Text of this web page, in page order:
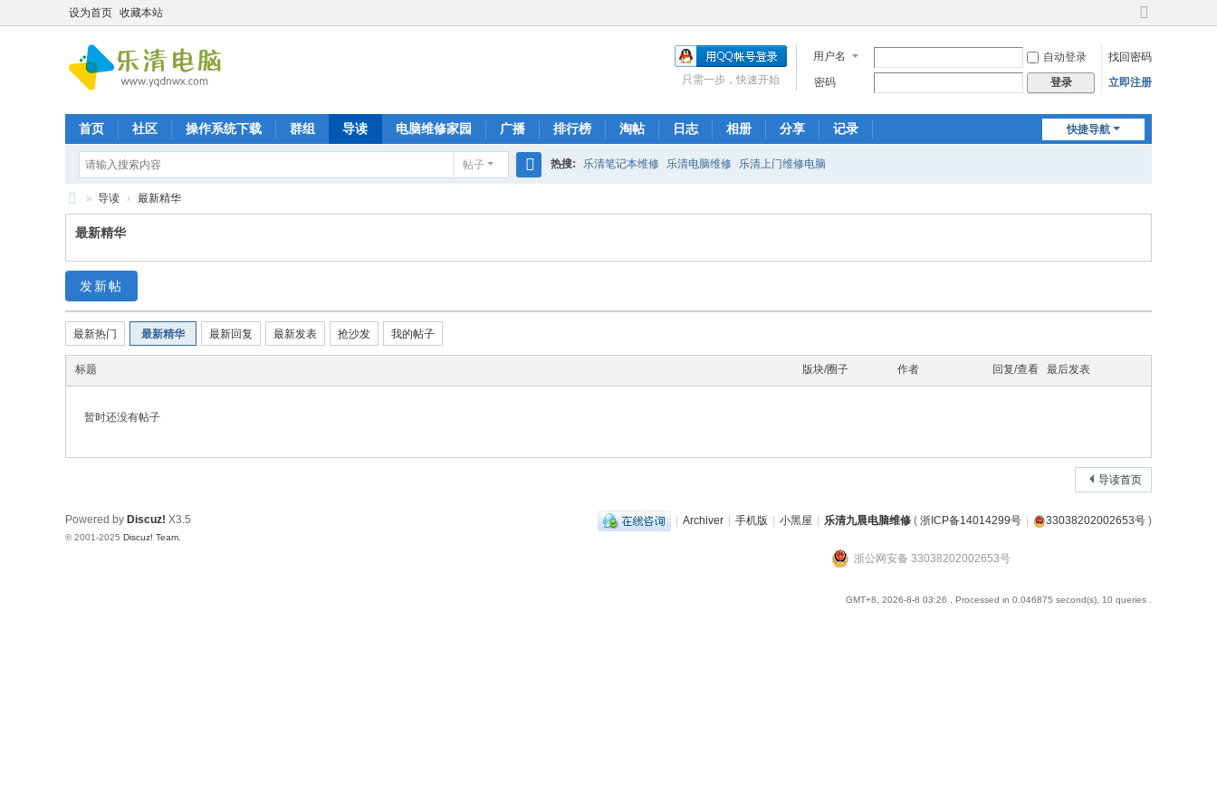
设为首页 收藏本站
切
到
宽
用户名 自动登录
找回密码
密码
登录 立即注册
只需一步，快速开始
快捷导航
首页 社区 操作系统下载 群组 导读 电脑维修家园 广播 排行榜 淘帖 日志 相册 分享 记录
帖子
索
热搜: 乐清笔记本维修 乐清电脑维修 乐清上门维修电脑
乐
九
晨
电
脑
维
» 导读 › 最新精华
最新精华
发新帖
最新热门 最新精华 最新回复 最新发表 抢沙发 我的帖子
标题 版块/圈子 作者 回复/查看 最后发表
暂时还没有帖子
导读首页
| Archiver | 手机版 | 小黑屋 | 乐清九晨电脑维修 ( 浙ICP备14014299号 | 33038202002653号 )
浙公网安备 33038202002653号
GMT+8, 2026-8-8 03:26 , Processed in 0.046875 second(s), 10 queries .
Powered by Discuz! X3.5
© 2001-2025 Discuz! Team